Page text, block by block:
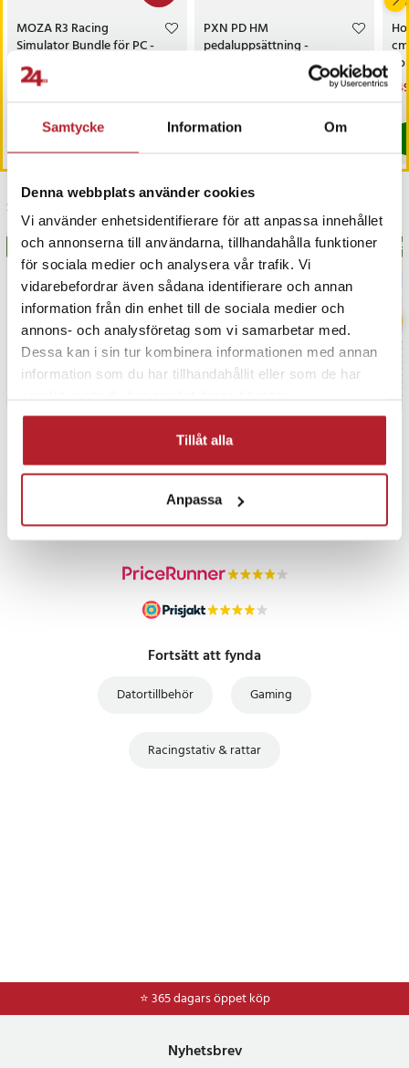
Samtycke Information Om
Denna webbplats använder cookies
Vi använder enhetsidentifierare för att anpassa innehållet
och annonserna till användarna, tillhandahålla funktioner
för sociala medier och analysera vår trafik. Vi
vidarebefordrar även sådana identifierare och annan
information från din enhet till de sociala medier och
annons- och analysföretag som vi samarbetar med.
Dessa kan i sin tur kombinera informationen med annan
information som du har tillhandahållit eller som de har
Tillåt alla
Anpassa
- Motor: Direct Drive servo
- Encoder: 24-bit magnetisk
- Algoritm: PXN Sense+
- PC-läge: D-Input
Artikelnummer:128622
MOZA R3 Racing
Simulator Bundle för PC -
simracingpaket / ratt- och
pedalpaket med direct drive
Nuvarande pris
3 299 kr
Köp
PXN PD HM
pedaluppsättning -
broms och gas (Windows
7/8/10/11) / simracing-
Senast besökta
BÄSTSÄLJARE
PRISGARANTI
UTFÖRSÄLJNING
Fortsätt att fynda
Datortillbehör Gaming
Racingstativ & rattar
⭐ 365 dagars öppet köp
⭐Frakt 49kr *
Nyhetsbrev